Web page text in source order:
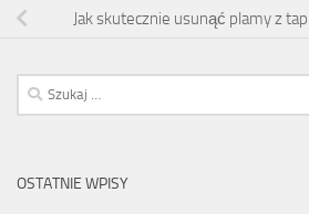
Jak skutecznie usunąć plamy z
Szukaj:
OSTATNIE WPISY